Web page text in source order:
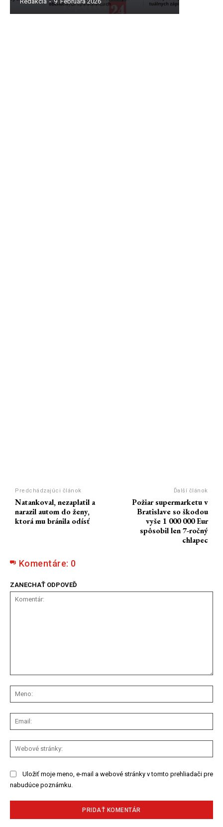
Predchádzajúci článok
Natankoval, nezaplatil a
narazil autom do ženy,
ktorá mu bránila odísť
Ďalší článok
Požiar supermarketu v
Bratislave so škodou
vyše 1 000 000 Eur
spôsobil len 7-ročný
chlapec
Komentáre: 0
ZANECHAŤ ODPOVEĎ
Uložiť moje meno, e-mail a webové stránky v tomto prehliadači pre
nabudúce poznámku.